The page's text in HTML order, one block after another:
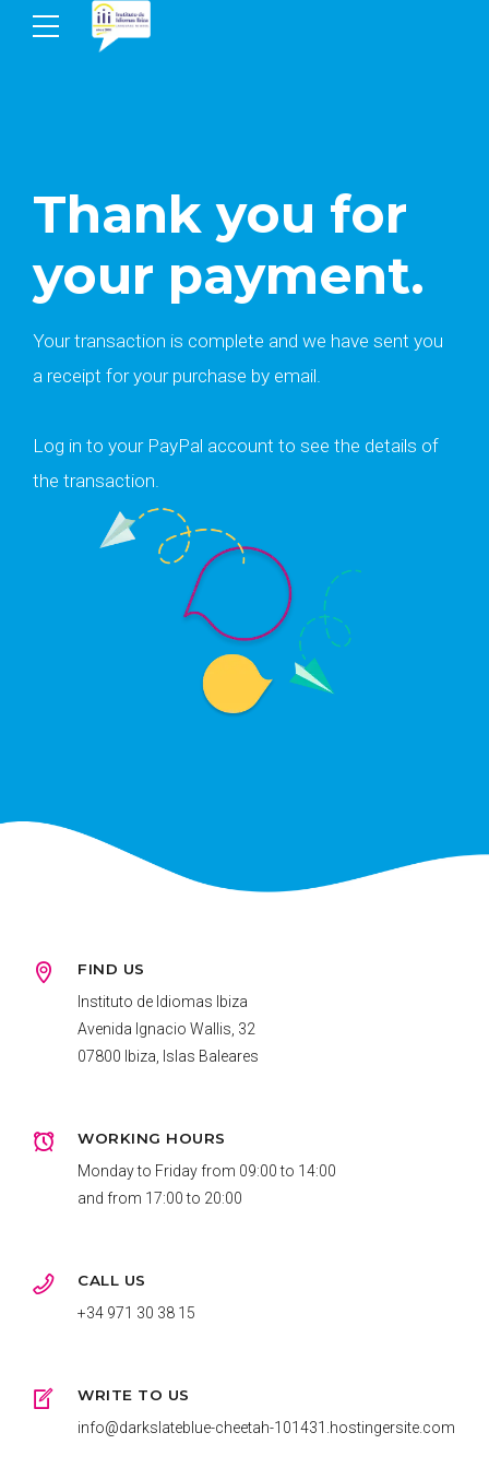
Thank you for
your payment.
Your transaction is complete and we have sent you
a receipt for your purchase by email.
Log in to your PayPal account to see the details of
the transaction.
FIND US
Instituto de Idiomas Ibiza
Avenida Ignacio Wallis, 32
07800 Ibiza, Islas Baleares
WORKING HOURS
Monday to Friday from 09:00 to 14:00
and from 17:00 to 20:00
CALL US
+34 971 30 38 15
WRITE TO US
info@darkslateblue-cheetah-101431.hostingersite.com